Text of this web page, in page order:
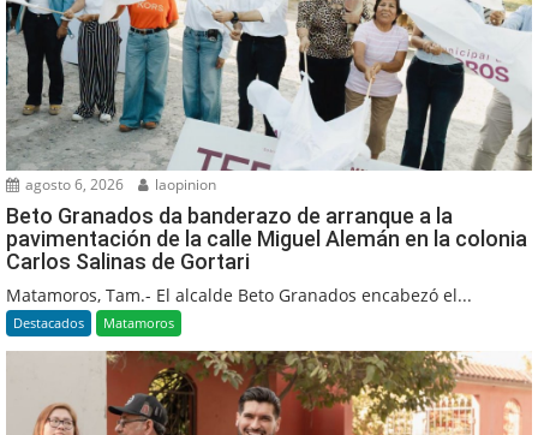
agosto 6, 2026 laopinion
Beto Granados da banderazo de arranque a la
pavimentación de la calle Miguel Alemán en la colonia
Carlos Salinas de Gortari
Matamoros, Tam.- El alcalde Beto Granados encabezó el...
Destacados Matamoros